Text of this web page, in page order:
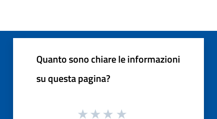
Quanto sono chiare le informazioni
su questa pagina?